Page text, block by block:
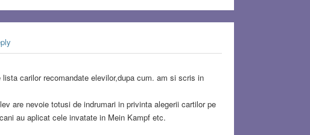
carilor recomandate elevilor,dupa cum. am si scris in
are nevoie totusi de indrumari in privinta alegerii cartilor pe
au aplicat cele invatate in Mein Kampf etc.